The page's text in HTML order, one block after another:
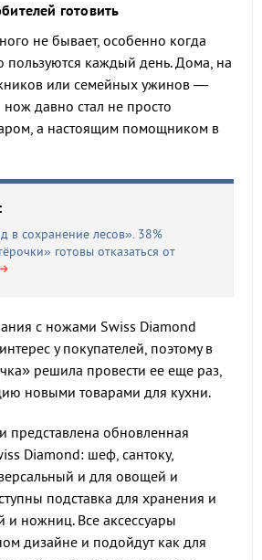
готовить
не бывает, особенно когда
пользуются каждый день. Дома, на
или семейных ужинов —
давно стал не просто
а настоящим помощником в
в сохранение лесов». 38%
готовы отказаться от
с ножами Swiss Diamond
у покупателей, поэтому в
решила провести ее еще раз,
новыми товарами для кухни.
представлена обновленная
Diamond: шеф, сантоку,
и для овощей и
подставка для хранения и
и ножниц. Все аксессуары
дизайне и подойдут как для